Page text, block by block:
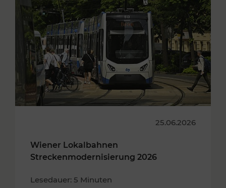
25.06.2026
Wiener Lokalbahnen
Streckenmodernisierung 2026
Lesedauer: 5 Minuten